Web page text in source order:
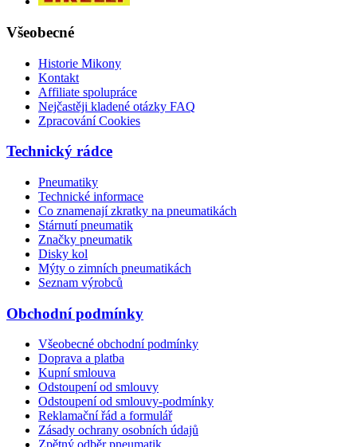
Všeobecné
Historie Mikony
Kontakt
Affiliate spolupráce
Nejčastěji kladené otázky FAQ
Zpracování Cookies
Technický rádce
Pneumatiky
Technické informace
Co znamenají zkratky na pneumatikách
Stárnutí pneumatik
Značky pneumatik
Disky kol
Mýty o zimních pneumatikách
Seznam výrobců
Obchodní podmínky
Všeobecné obchodní podmínky
Doprava a platba
Kupní smlouva
Odstoupení od smlouvy
Odstoupení od smlouvy-podmínky
Reklamační řád a formulář
Zásady ochrany osobních údajů